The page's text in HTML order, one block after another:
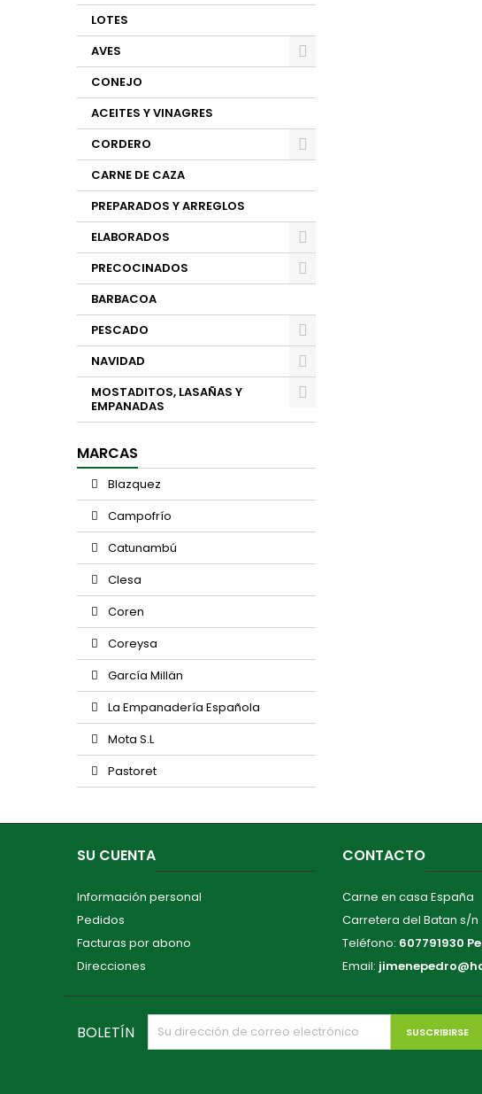
LOTES
AVES
CONEJO
ACEITES Y VINAGRES
CORDERO
CARNE DE CAZA
PREPARADOS Y ARREGLOS
ELABORADOS
PRECOCINADOS
BARBACOA
PESCADO
NAVIDAD
MOSTADITOS, LASAÑAS Y
EMPANADAS
MARCAS
Blazquez
Campofrío
Catunambú
Clesa
Coren
Coreysa
García Millän
La Empanadería Española
Mota S.L
Pastoret
SU CUENTA
Información personal
Pedidos
Facturas por abono
Direcciones
CONTACTO
Carne en casa España
Carretera del Batan s/n
Teléfono: 607791930
Email:
BOLETÍN